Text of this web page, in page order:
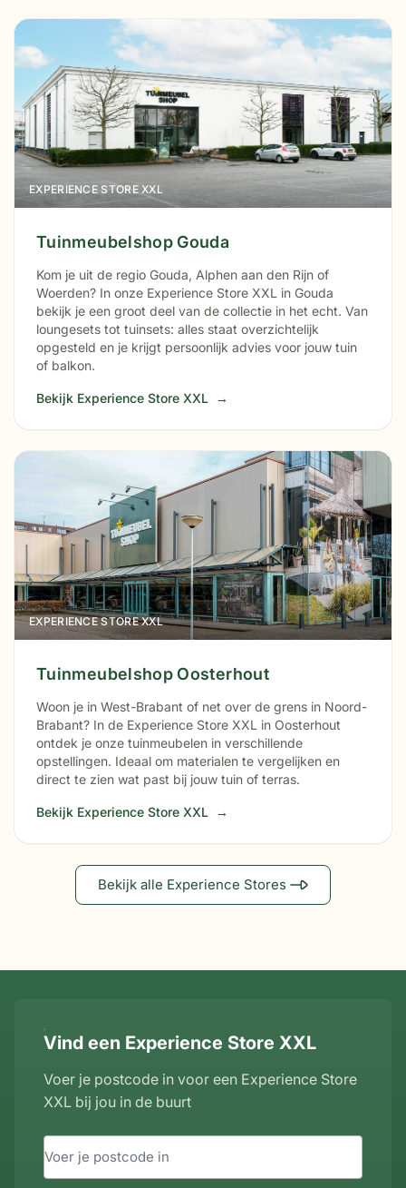
EXPERIENCE STORE XXL
Tuinmeubelshop Gouda
Kom je uit de regio Gouda, Alphen aan den Rijn of
Woerden? In onze Experience Store XXL in Gouda
bekijk je een groot deel van de collectie in het echt. Van
loungesets tot tuinsets: alles staat overzichtelijk
opgesteld en je krijgt persoonlijk advies voor jouw tuin
of balkon.
Bekijk Experience Store XXL →
EXPERIENCE STORE XXL
Tuinmeubelshop Oosterhout
Woon je in West-Brabant of net over de grens in Noord-
Brabant? In de Experience Store XXL in Oosterhout
ontdek je onze tuinmeubelen in verschillende
opstellingen. Ideaal om materialen te vergelijken en
direct te zien wat past bij jouw tuin of terras.
Bekijk Experience Store XXL →
Bekijk alle Experience Stores
Vind een Experience Store XXL
Voer je postcode in voor een Experience Store
XXL bij jou in de buurt